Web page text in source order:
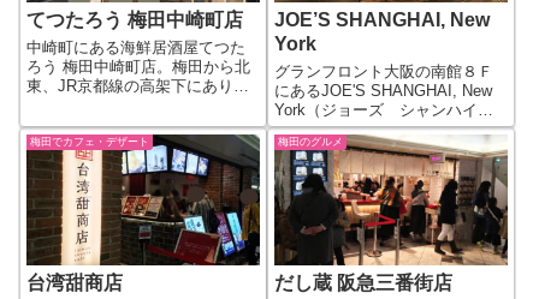
てつたろう 梅田中崎町店
中崎町にある海鮮居酒屋てつた
ろう 梅田中崎町店。梅田から北
東、JR京都線の高架下にありま
チタイムの天ぷら食べ放題なら
ぬ天ぷらのせ放題が有名です。
天丼ランチが800円で、天ぷら載
せ放題！自分の好きな天ぷらだ
けで...
JOE’S SHANGHAI, New
York
グランフロント大阪の南館８Ｆ
にあるJOE'S SHANGHAI, New
York（ジョーズ シャンハイ・
ニューヨーク）。 ニューヨーク
のチャイナタウンなどに出店し
好評を得ているモダンチャイニ
ーズレストラン。 JOE'S
SHANGHAI,...
梅田でカフェ・デザート
台湾甜商店
梅田のグルメ
だし蔵 阪急三番街店